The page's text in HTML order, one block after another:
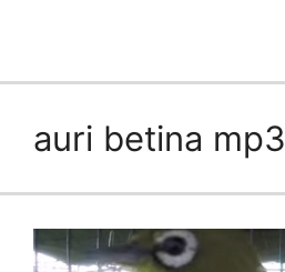
auri betina mp3